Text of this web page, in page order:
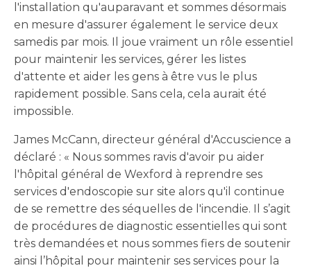
l'installation qu'auparavant et sommes désormais
en mesure d'assurer également le service deux
samedis par mois. Il joue vraiment un rôle essentiel
pour maintenir les services, gérer les listes
d'attente et aider les gens à être vus le plus
rapidement possible. Sans cela, cela aurait été
impossible.
James McCann, directeur général d'Accuscience a
déclaré : « Nous sommes ravis d'avoir pu aider
l'hôpital général de Wexford à reprendre ses
services d'endoscopie sur site alors qu'il continue
de se remettre des séquelles de l'incendie. Il s’agit
de procédures de diagnostic essentielles qui sont
très demandées et nous sommes fiers de soutenir
ainsi l’hôpital pour maintenir ses services pour la